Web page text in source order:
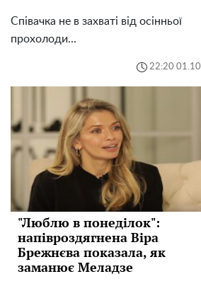
Співачка не в захваті від осінньої
прохолоди...
22:20 01.10
"Люблю в понеділок":
напівроздягнена Віра
Брежнєва показала, як
заманює Меладзе